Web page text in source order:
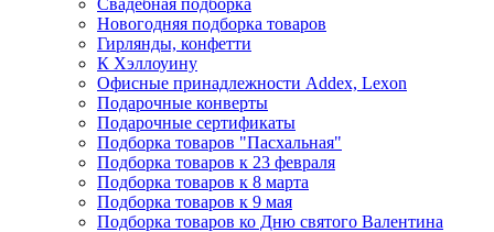
Свадебная подборка
Новогодняя подборка товаров
Гирлянды, конфетти
К Хэллоуину
Офисные принадлежности Addex, Lexon
Подарочные конверты
Подарочные сертификаты
Подборка товаров "Пасхальная"
Подборка товаров к 23 февраля
Подборка товаров к 8 марта
Подборка товаров к 9 мая
Подборка товаров ко Дню святого Валентина